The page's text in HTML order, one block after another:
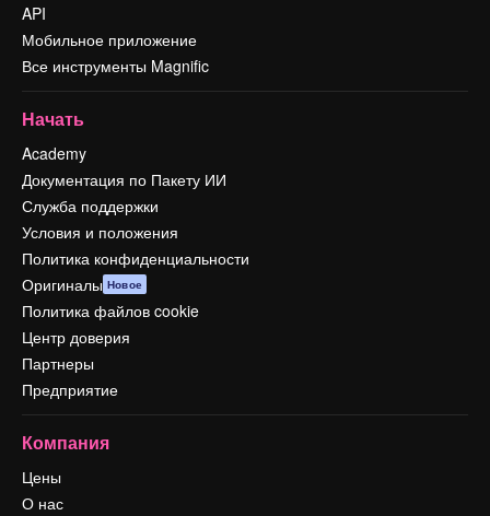
API
Мобильное приложение
Все инструменты Magnific
Начать
Academy
Документация по Пакету ИИ
Служба поддержки
Условия и положения
Политика конфиденциальности
Оригиналы Новое
Политика файлов cookie
Центр доверия
Партнеры
Предприятие
Компания
Цены
О нас